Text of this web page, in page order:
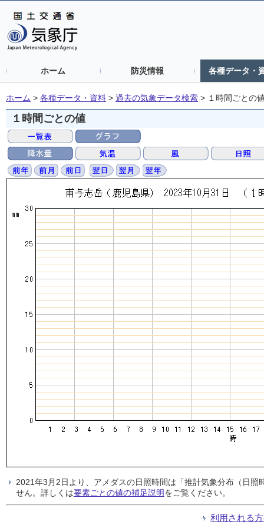
ホーム 防災情報 各種データ・
ホーム > 各種データ・資料 > 過去の気象データ検索 > １時間ごとの
１時間ごとの値
2021年3月2日より、アメダスの日照時間は「推計気象分布（日
せん。詳しくは要素ごとの値の補足説明をご覧ください。
利用される